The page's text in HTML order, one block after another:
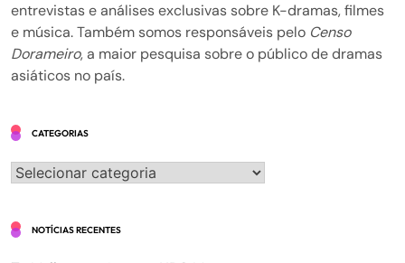
entrevistas e análises exclusivas sobre K-dramas, filmes
e música. Também somos responsáveis pelo Censo
Dorameiro, a maior pesquisa sobre o público de dramas
asiáticos no país.
CATEGORIAS
Categorias
NOTÍCIAS RECENTES